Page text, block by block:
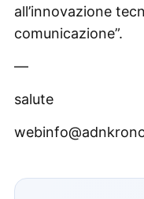
all’innovazione
comunicazione”.
—
salute